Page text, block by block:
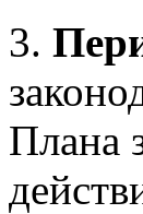
3.
Плана